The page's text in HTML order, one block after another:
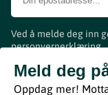
Ved å melde deg inn
personvernerklæring.
Meld deg
Oppdag mer!